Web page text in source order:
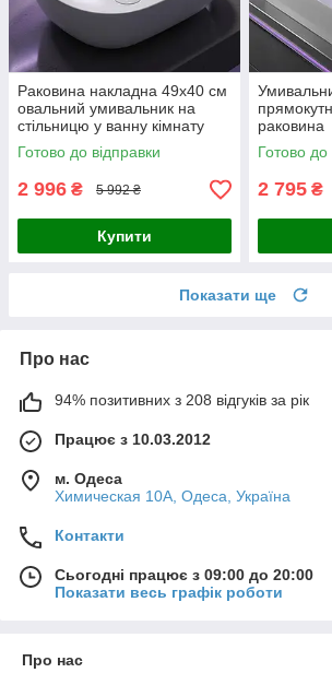
Раковина накладна 49х40 см
овальний умивальник на
стільницю у ванну кімнату
Готово до відправки
2 996 ₴ 5 992 ₴
Купити
раковина
Готово до
2 795 ₴
Показати ще
Про нас
94% позитивних з 208 відгуків за рік
Працює з 10.03.2012
м. Одеса
Химическая 10А, Одеса, Україна
Контакти
Сьогодні працює з 09:00 до 20:00
Показати весь графік роботи
Про нас